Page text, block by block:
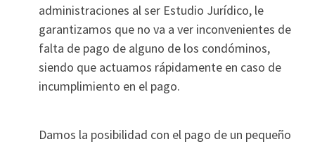
administraciones al ser Estudio Jurídico, le
garantizamos que no va a ver inconvenientes de
falta de pago de alguno de los condóminos,
siendo que actuamos rápidamente en caso de
incumplimiento en el pago.
Damos la posibilidad con el pago de un pequeño